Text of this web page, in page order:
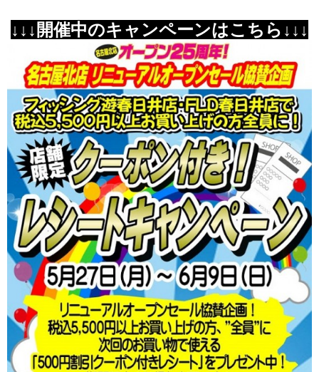
↓↓↓開催中のキャンペーンはこちら↓↓↓